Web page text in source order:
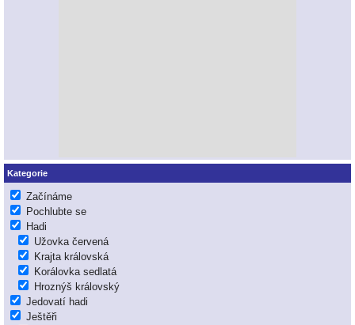
Kategorie
Začínáme
Pochlubte se
Hadi
Užovka červená
Krajta královská
Korálovka sedlatá
Hroznýš královský
Jedovatí hadi
Ještěři